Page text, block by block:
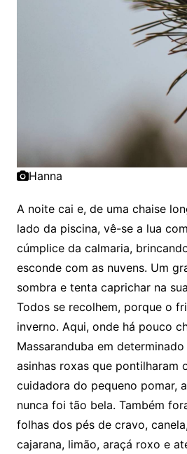
Hanna
A noite cai e, de uma chaise
lado da piscina, vê-se a lua
cúmplice da calmaria,
esconde com as nuvens. Um
sombra e tenta caprichar na
Todos se recolhem, porque o
inverno. Aqui, onde há pouco
Massaranduba em
asinhas roxas que pontilharam
cuidadora do pequeno pomar,
nunca foi tão bela. Também
folhas dos pés de cravo,
cajarana, limão, araçá roxo e